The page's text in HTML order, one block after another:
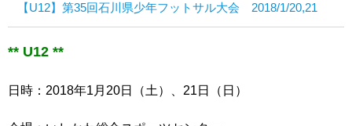
【U12】第35回石川県少年フットサル大会 2018/1/20,21
** U12 **
日時：2018年1月20日（土）、21日（日）